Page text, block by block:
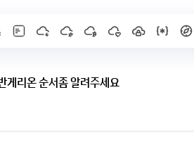
게리온 순서좀 알려주세요